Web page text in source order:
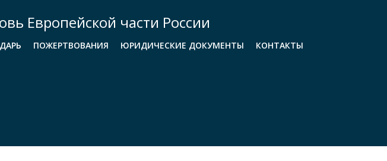
Европейской части России
ПОЖЕРТВОВАНИЯ ЮРИДИЧЕСКИЕ ДОКУМЕНТЫ КОНТАКТЫ